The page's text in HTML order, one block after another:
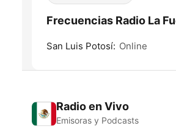
Frecuencias Radio La
San Luis Potosí: Online
Radio en Vivo
Emisoras y Podcasts